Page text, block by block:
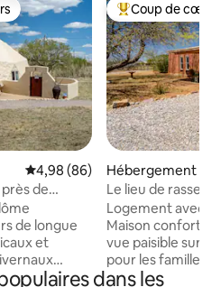
plus appréciés
Évaluation moyenne sur la
4,98 (86)
de
et de
de longue
et
artistes, les
Coups de cœur
Coup de cœur
Hébergement ⋅
Le lieu de
Logement avec
Maison
vue paisible sur
pour les familles
d'un repas en
dans les